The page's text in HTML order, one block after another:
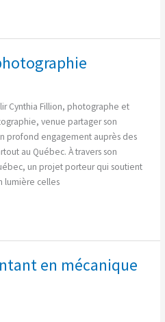
Cynthia Fillion, photographe et
venue partager son
profond engagement auprès des
au Québec. À travers son
un projet porteur qui soutient
lumière celles
en mécanique